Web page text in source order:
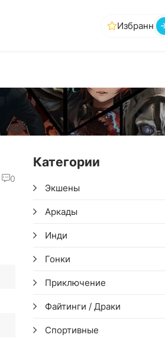
Избранное
0
Категории
Экшены
Аркады
Инди
Гонки
Приключение
Файтинги / Драки
Спортивные